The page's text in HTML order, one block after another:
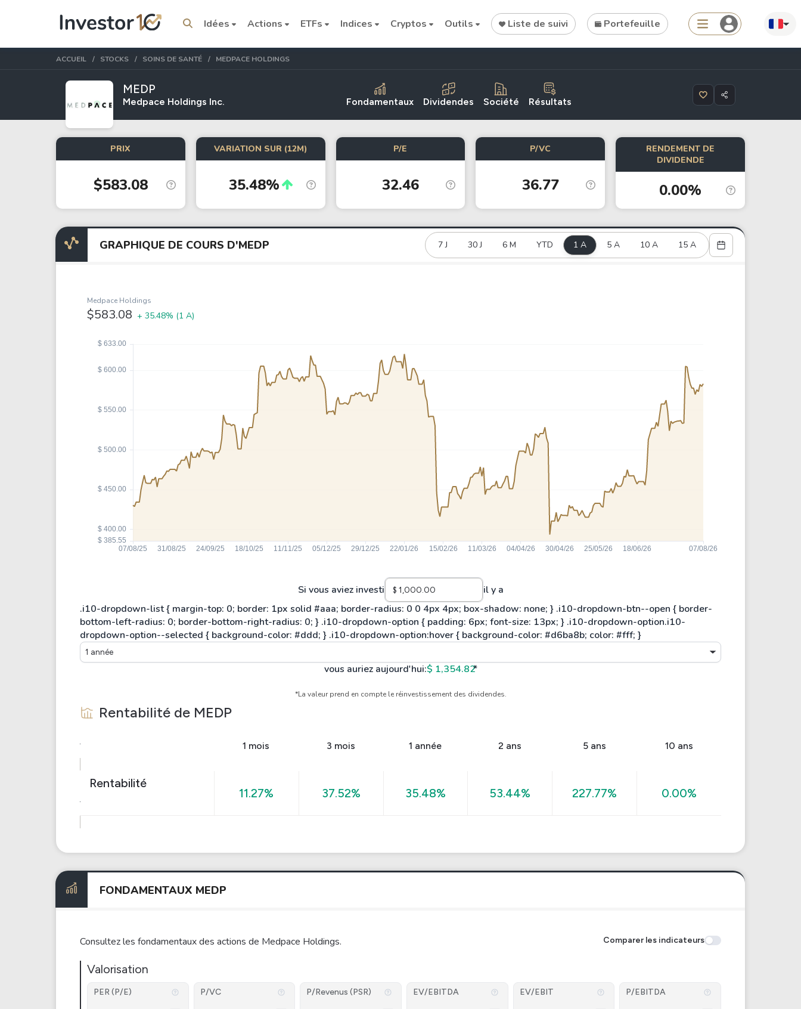
Idées Actions ETFs Indices Cryptos Outils Liste de suivi Portefeuille
Search
Sujets tendance
Stocks
Google
Meta
ETFs
VOO
QQQ
Cryptocurrencies
Bitcoin
Dogecoin
Solana
Tools
Dividend Schedule
Crypto Rankings
ACCUEIL STOCKS SOINS DE SANTÉ MEDPACE HOLDINGS
MEDP
Medpace Holdings Inc. Fondamentaux Dividendes Société Résultats
PRIX
$583.08
VARIATION SUR (12M)
35.48%
P/E
32.46
P/VC
36.77
RENDEMENT DE
DIVIDENDE
0.00%
GRAPHIQUE DE COURS D'MEDP 7 J 30 J 6 M YTD 1 A 5 A 10 A 15 A
Medpace Holdings
$583.08 + 35.48% (1 A)
Si vous aviez investi il y a
1 année
vous auriez aujourd'hui:$ 1,354.82*
*La valeur prend en compte le réinvestissement des dividendes.
Rentabilité de MEDP
1 mois 3 mois 1 année 2 ans 5 ans 10 ans
Rentabilité
11.27% 37.52% 35.48% 53.44% 227.77% 0.00%
FONDAMENTAUX MEDP
Consultez les fondamentaux des actions de Medpace Holdings. Comparer les indicateurs
Valorisation
PER (P/E) P/VC P/Revenus (PSR) EV/EBITDA EV/EBIT P/EBITDA